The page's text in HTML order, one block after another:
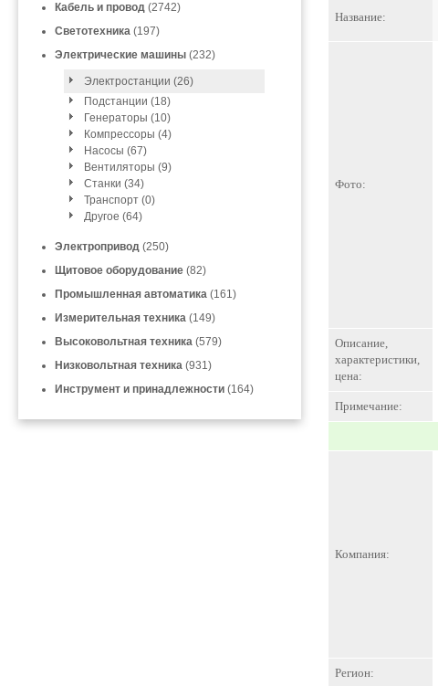
Кабель и провод (2742)
Светотехника (197)
Электрические машины (232)
Электростанции (26)
Подстанции (18)
Генераторы (10)
Компрессоры (4)
Насосы (67)
Вентиляторы (9)
Станки (34)
Транспорт (0)
Другое (64)
Электропривод (250)
Щитовое оборудование (82)
Промышленная автоматика (161)
Измерительная техника (149)
Высоковольтная техника (579)
Низковольтная техника (931)
Инструмент и принадлежности (164)
Название:
Фото:
Описание,
характеристики,
цена:
Примечание:
Компания:
Регион: